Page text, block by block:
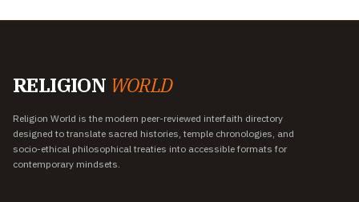
RELIGION WORLD
Religion World is the modern peer-reviewed interfaith directory
designed to translate sacred histories, temple chronologies, and
socio-ethical philosophical treaties into accessible formats for
contemporary mindsets.